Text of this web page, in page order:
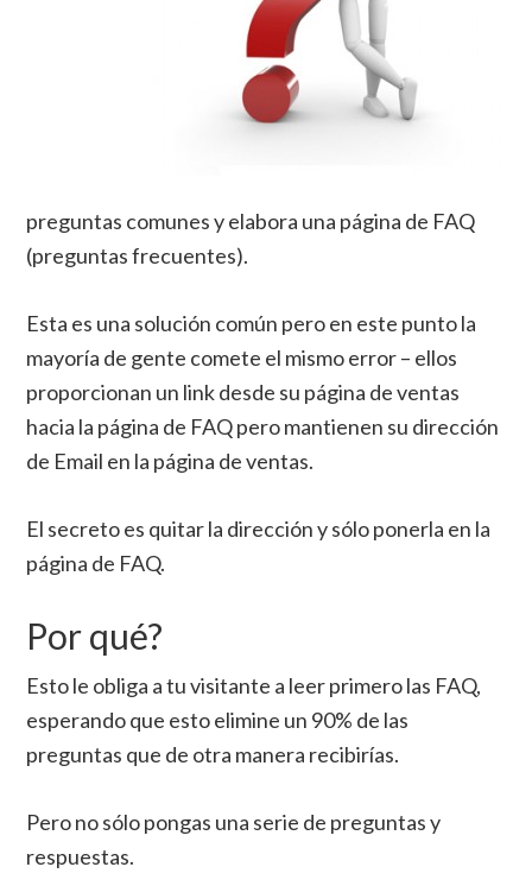
preguntas comunes y elabora una página de FAQ
(preguntas frecuentes).
Esta es una solución común pero en este punto la
mayoría de gente comete el mismo error – ellos
proporcionan un link desde su página de ventas
hacia la página de FAQ pero mantienen su dirección
de Email en la página de ventas.
El secreto es quitar la dirección y sólo ponerla en la
página de FAQ.
Por qué?
Esto le obliga a tu visitante a leer primero las FAQ,
esperando que esto elimine un 90% de las
preguntas que de otra manera recibirías.
Pero no sólo pongas una serie de preguntas y
respuestas.